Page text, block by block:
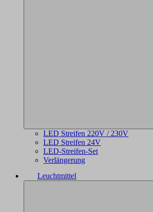
LED Streifen 220V / 230V
LED Streifen 24V
LED-Streifen-Set
Verlängerung
Leuchtmittel